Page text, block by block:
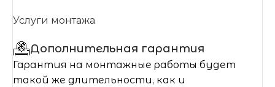
Услуги монтажа
Дополнительная гарантия
Гарантия на монтажные работы будет
такой же длительности, как и